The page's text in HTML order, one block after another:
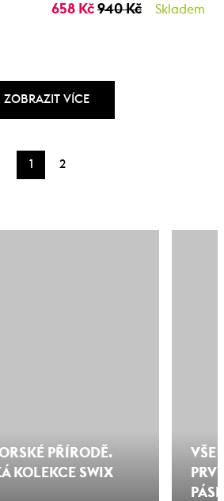
658 Kč 940 Kč Skladem
ZOBRAZIT VÍCE
1 2
PŘÍRODĚ.
KOLEKCE SWIX
VŠE